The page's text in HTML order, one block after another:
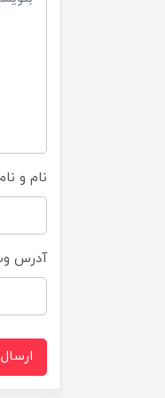
نام و
آدرس